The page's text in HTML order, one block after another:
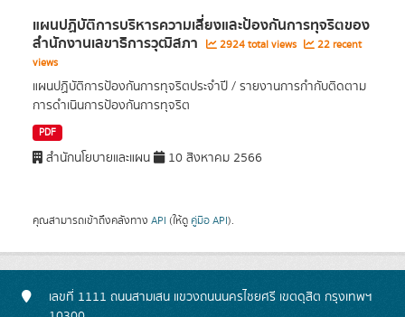
แผนปฏิบัติการบริหารความเสี่ยงและป้องกันการทุจริตของ
สํานักงานเลขาธิการวุฒิสภา 2924 total views
22 recent
views
แผนปฏิบัติการป้องกันการทุจริตประจำปี / รายงานการกำกับติดตาม
การดำเนินการป้องกันการทุจริต
PDF
สำนักนโยบายและแผน 10 สิงหาคม 2566
คุณสามารถเข้าถึงคลังทาง API (ให้ดู คู่มือ API).
เลขที่ 1111 ถนนสามเสน แขวงถนนนครไชยศรี เขตดุสิต กรุงเทพฯ